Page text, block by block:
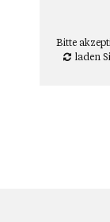
Bitte
laden